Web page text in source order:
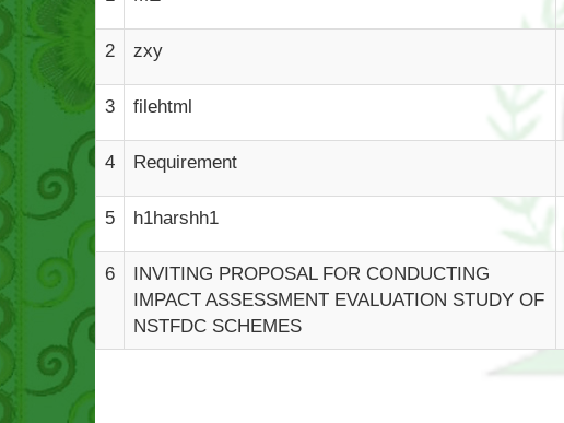
2 zxy
3 filehtml
4 Requirement
5 h1harshh1
6
INVITING PROPOSAL FOR CONDUCTING
IMPACT ASSESSMENT EVALUATION STUDY OF
NSTFDC SCHEMES